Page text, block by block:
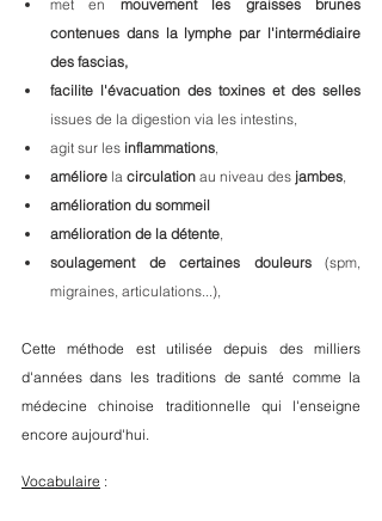
met en mouvement les graisses brunes
contenues dans la lymphe par l'intermédiaire
des fascias,
facilite l'évacuation des toxines et des selles
issues de la digestion via les intestins,
agit sur les inflammations,
améliore la circulation au niveau des jambes,
amélioration du sommeil
amélioration de la détente,
soulagement de certaines douleurs (spm,
migraines, articulations...),
Cette méthode est utilisée depuis des milliers
d'années dans les traditions de santé comme la
médecine chinoise traditionnelle qui l'enseigne
encore aujourd'hui.
Vocabulaire :